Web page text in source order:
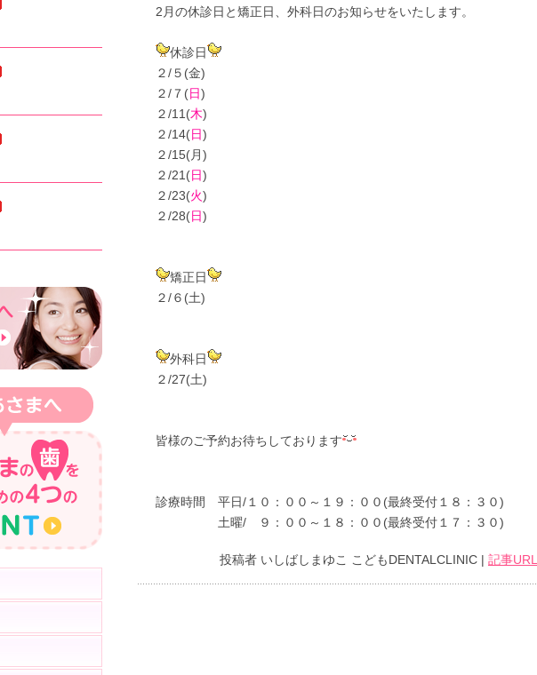
2月の休診日と矯正日、外科日のお知らせをいたします。
休診日
２/５(金)
２/７(日)
２/11(木)
２/14(日)
２/15(月)
２/21(日)
２/23(火)
２/28(日)
矯正日
２/６(土)
外科日
２/27(土)
皆様のご予約お待ちしております
診療時間 平日/１０：００～１９：００(最終受付１８：３０)
土曜/ ９：００～１８：００(最終受付１７：３０)
投稿者 いしばしまゆこ こどもDENTALCLINIC | 記事URL